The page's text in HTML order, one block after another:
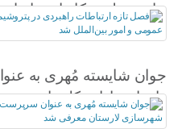
حاجی‌دولو سکاندار روابط
شد
جوان شایسته مُهری به
راهداری اداره کل راه و
شد